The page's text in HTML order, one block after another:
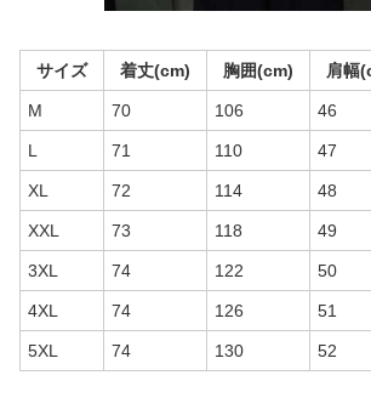
サイズ 着丈(cm) 胸囲(cm) 肩幅
M 70 106 46
L 71 110 47
XL 72 114 48
XXL 73 118 49
3XL 74 122 50
4XL 74 126 51
5XL 74 130 52